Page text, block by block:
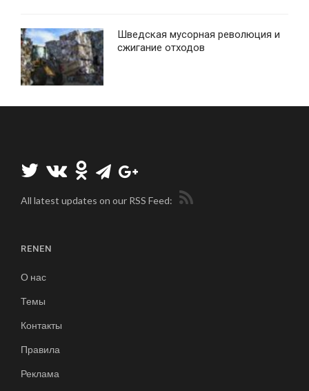
Шведская мусорная революция и
сжигание отходов
All latest updates on our RSS Feed:
RENEN
О нас
Темы
Контакты
Правила
Реклама